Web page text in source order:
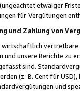
etwaiger
für Vergütungen
und Zahlung von
vertretbare
und unsere Berichte zu
sind.
(z. B. Cent für
und